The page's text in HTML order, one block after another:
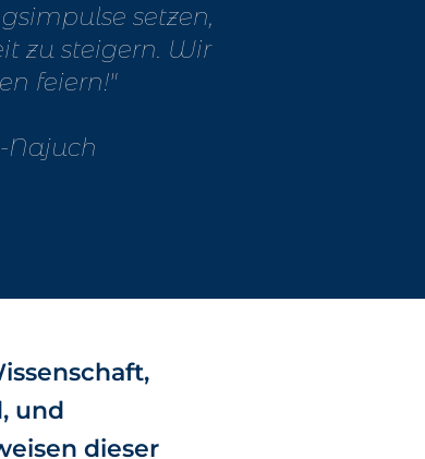
setzen,
zu steigern. Wir
feiern!"
Najuch
und
dieser